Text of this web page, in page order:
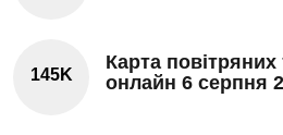
145K
Карта повітряних
онлайн 6 серпня